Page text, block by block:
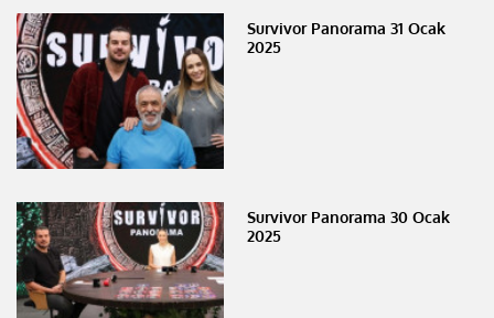
Survivor Panorama 31 Ocak
2025
Survivor Panorama 30 Ocak
2025